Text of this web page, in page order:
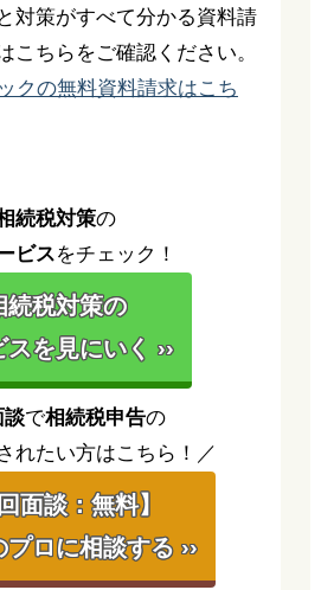
対策がすべて分かる資料請
こちらをご確認ください。
クの無料資料請求はこち
続税対策の
ビスをチェック！
続税対策の
を見にいく ››
談で相続税申告の
れたい方はこちら！／
面談：無料】
ロに相談する ››